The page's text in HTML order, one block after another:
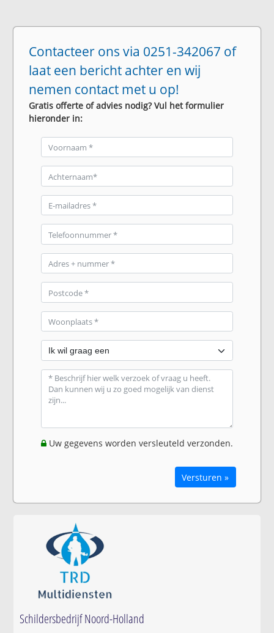
Contacteer ons via 0251-342067 of
laat een bericht achter en wij
nemen contact met u op!
Gratis offerte of advies nodig? Vul het formulier
hieronder in:
Uw gegevens worden versleuteld verzonden.
Versturen »
Schildersbedrijf Noord-Holland